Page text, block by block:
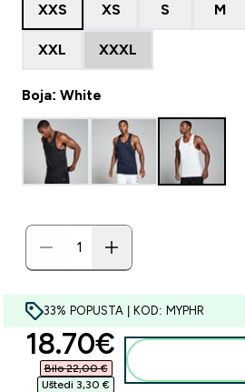
XXS XS S M
XXL XXXL
Boja: White
33% POPUSTA | KOD: MYPHR
discounted
18.70€‎
Bilo 22,00 €‎
Uštedi 3,30 €‎